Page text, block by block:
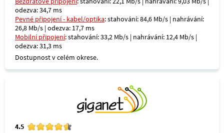
odezva: 34,7 ms
Pevné připojení - kabel/optika: stahování: 84,6 Mb/s | nahrávání:
26,8 Mb/s | odezva: 17,7 ms
Mobilní připojení: stahování: 33,2 Mb/s | nahrávání: 12,4 Mb/s |
odezva: 31,3 ms
Dostupnost v celém okrese.
4.5